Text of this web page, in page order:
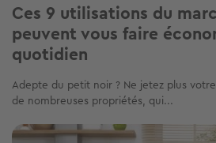
Ces 9 utilisations du
peuvent vous faire
quotidien
Adepte du petit noir ? Ne jetez plus
de nombreuses propriétés, qui...
Image